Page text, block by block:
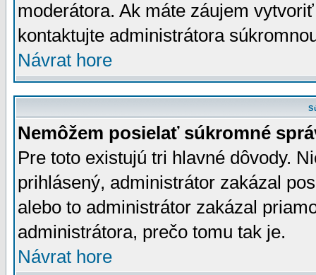
moderátora. Ak máte záujem
kontaktujte administrátora
Návrat hore
Nemôžem posielať súkromné
Pre toto existujú tri hlavné dôvody.
prihlásený, administrátor zakázal
alebo to administrátor zakázal
administrátora, prečo tomu tak je.
Návrat hore